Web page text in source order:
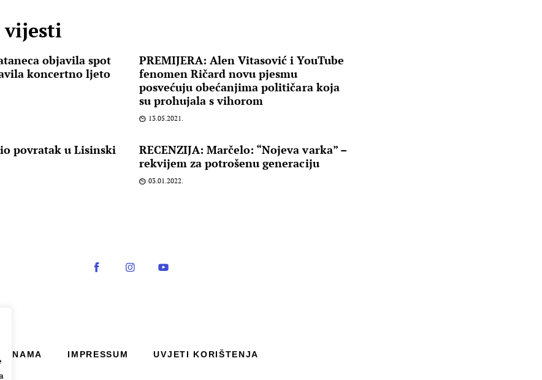
vijesti
objavila spot
koncertno ljeto
PREMIJERA: Alen Vitasović i YouTube
fenomen Ričard novu pjesmu
posvećuju obećanjima političara koja
su prohujala s vihorom
13.05.2021.
povratak u Lisinski
RECENZIJA: Marčelo: “Nojeva varka” –
rekvijem za potrošenu generaciju
03.01.2022.
O NAMA IMPRESSUM UVJETI KORIŠTENJA